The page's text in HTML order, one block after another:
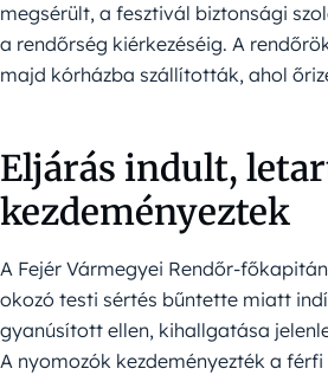
megsérült, a fesztivál biztonsági
a rendőrség kiérkezéséig. A
majd kórházba szállították, ahol
Eljárás indult,
kezdeményeztek
A Fejér Vármegyei Rendőr-
okozó testi sértés bűntette miatt
gyanúsított ellen, kihallgatása
A nyomozók kezdeményezték a